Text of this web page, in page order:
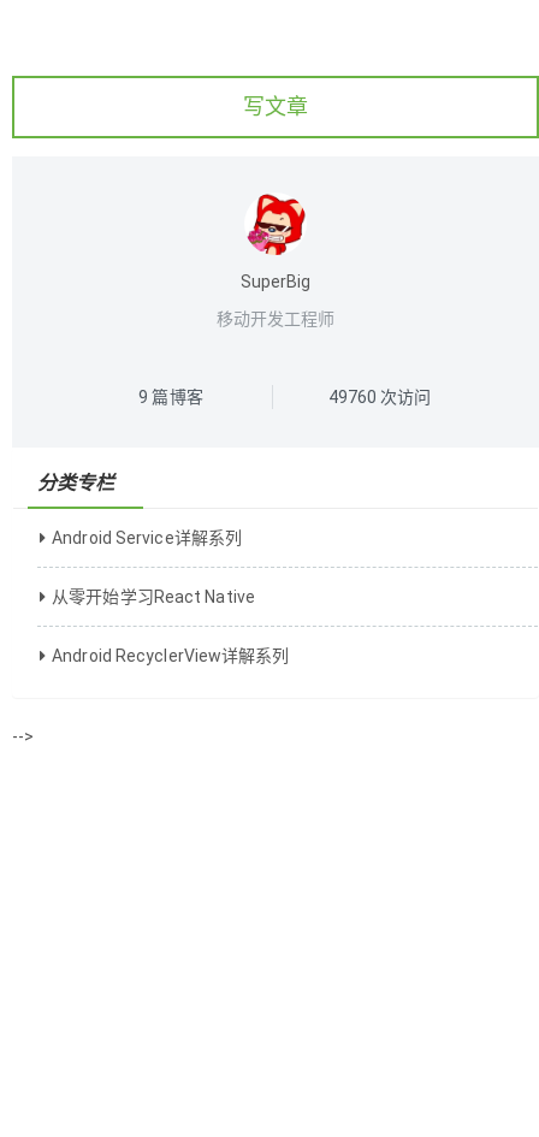
写文章
SuperBig
移动开发工程师
9 篇博客 49760 次访问
分类专栏
Android Service详解系列
从零开始学习React Native
Android RecyclerView详解系列
-->